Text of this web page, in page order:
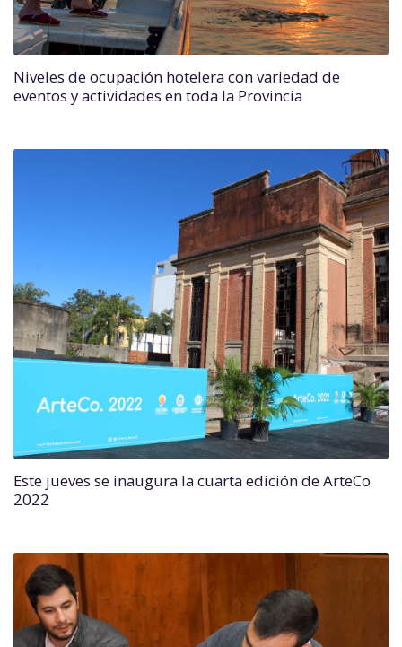
Niveles de ocupación hotelera con variedad de
eventos y actividades en toda la Provincia
Este jueves se inaugura la cuarta edición de ArteCo
2022